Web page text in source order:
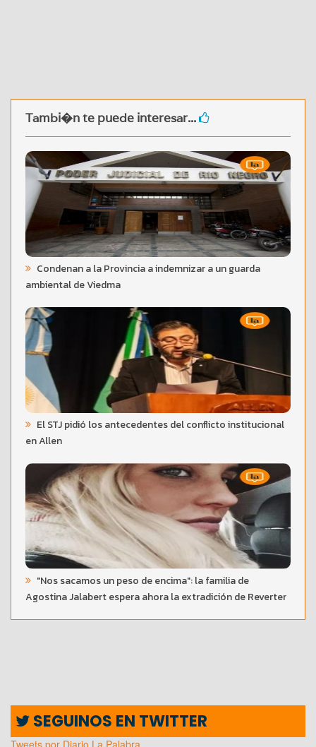
Tambi�n te puede interesar...
Condenan a la Provincia a indemnizar a un guarda
ambiental de Viedma
El STJ pidió los antecedentes del conflicto institucional
en Allen
"Nos sacamos un peso de encima": la familia de
Agostina Jalabert espera ahora la extradición de Reverter
SEGUINOS EN TWITTER
Tweets por Diario La Palabra